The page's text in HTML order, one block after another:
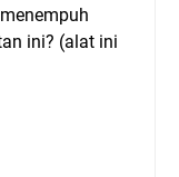
ini? (alat ini